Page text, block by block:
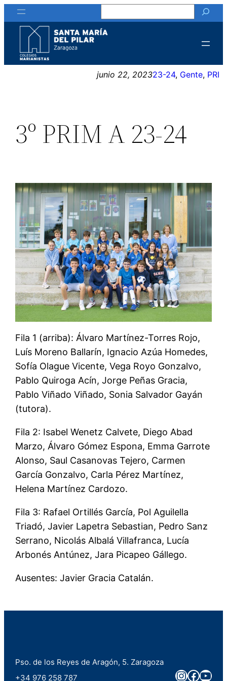
Saltar
al
contenido
junio 22, 202323-24, Gente, PRI
3º PRIM A 23-24
Fila 1 (arriba): Álvaro Martínez-Torres Rojo,
Luís Moreno Ballarín, Ignacio Azúa Homedes,
Sofía Olague Vicente, Vega Royo Gonzalvo,
Pablo Quiroga Acín, Jorge Peñas Gracia,
Pablo Viñado Viñado, Sonia Salvador Gayán
(tutora).
Fila 2: Isabel Wenetz Calvete, Diego Abad
Marzo, Álvaro Gómez Espona, Emma Garrote
Alonso, Saul Casanovas Tejero, Carmen
García Gonzalvo, Carla Pérez Martínez,
Helena Martínez Cardozo.
Fila 3: Rafael Ortillés García, Pol Aguilella
Triadó, Javier Lapetra Sebastian, Pedro Sanz
Serrano, Nicolás Albalá Villafranca, Lucía
Arbonés Antúnez, Jara Picapeo Gállego.
Ausentes: Javier Gracia Catalán.
Pso. de los Reyes de Aragón, 5. Zaragoza
+34 976 258 787